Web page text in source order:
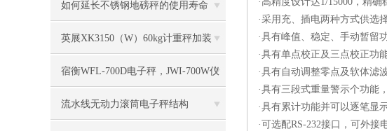
如何延长不锈钢地磅秤的使用寿命
英展XK3150（W）60kg计重秤加装
RS232卡连接电脑
宿衡WFL-700D电子秤，JWI-700W仪
表校正方法
流水线无动力滚筒电子秤结构
·采用充、插电两种方式供选
·具有峰值、稳定、手动暂留
·具有单点校正及三点校正功
·具有自动调整零点及软体滤
·具有三段式重量警示个功能
·具有累计功能并可以逐笔显
·可选配RS-232接口，可外接